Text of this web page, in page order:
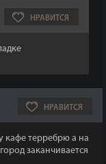
НРАВИТСЯ
НРАВИТСЯ
кафе терребрю а на
заканчивается